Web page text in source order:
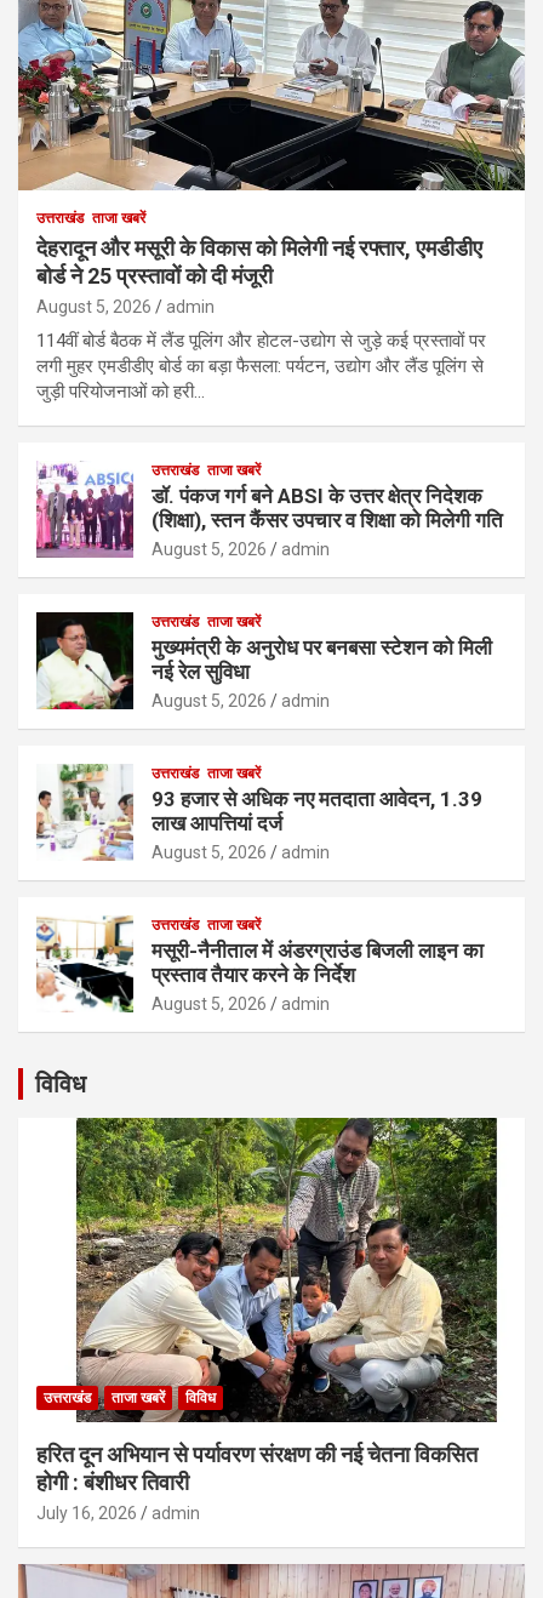
उत्तराखंड ताजा खबरें
देहरादून और मसूरी के विकास को मिलेगी नई रफ्तार, एमडीडीए
बोर्ड ने 25 प्रस्तावों को दी मंजूरी
August 5, 2026 admin
114वीं बोर्ड बैठक में लैंड पूलिंग और होटल-उद्योग से जुड़े कई प्रस्तावों पर
लगी मुहर एमडीडीए बोर्ड का बड़ा फैसला: पर्यटन, उद्योग और लैंड पूलिंग से
जुड़ी परियोजनाओं को हरी…
उत्तराखंड ताजा खबरें
डॉ. पंकज गर्ग बने ABSI के उत्तर क्षेत्र निदेशक
(शिक्षा), स्तन कैंसर उपचार व शिक्षा को मिलेगी गति
August 5, 2026 admin
उत्तराखंड ताजा खबरें
मुख्यमंत्री के अनुरोध पर बनबसा स्टेशन को मिली
नई रेल सुविधा
August 5, 2026 admin
उत्तराखंड ताजा खबरें
93 हजार से अधिक नए मतदाता आवेदन, 1.39
लाख आपत्तियां दर्ज
August 5, 2026 admin
उत्तराखंड ताजा खबरें
मसूरी-नैनीताल में अंडरग्राउंड बिजली लाइन का
प्रस्ताव तैयार करने के निर्देश
August 5, 2026 admin
विविध
उत्तराखंड ताजा खबरें विविध
हरित दून अभियान से पर्यावरण संरक्षण की नई चेतना विकसित
होगी : बंशीधर तिवारी
July 16, 2026 admin